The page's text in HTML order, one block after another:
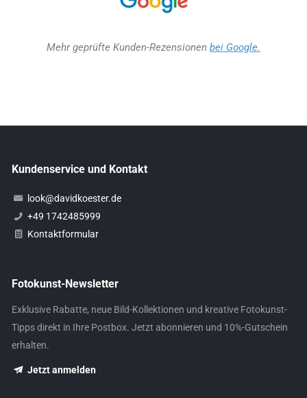
Mehr geprüfte Kunden-Rezensionen bei Google.
Kundenservice und Kontakt
look@davidkoester.de
+49 1742485999
Kontaktformular
Fotokunst-Newsletter
Exklusive Rabatte, neue Bild-Kollektionen und kreative Fotokunst-
Tipps direkt in Ihre Postbox. Jetzt abonnieren und 10%-Gutschein
erhalten.
Jetzt anmelden